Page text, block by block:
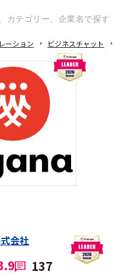
ーション ビジネスチャット
会社
137